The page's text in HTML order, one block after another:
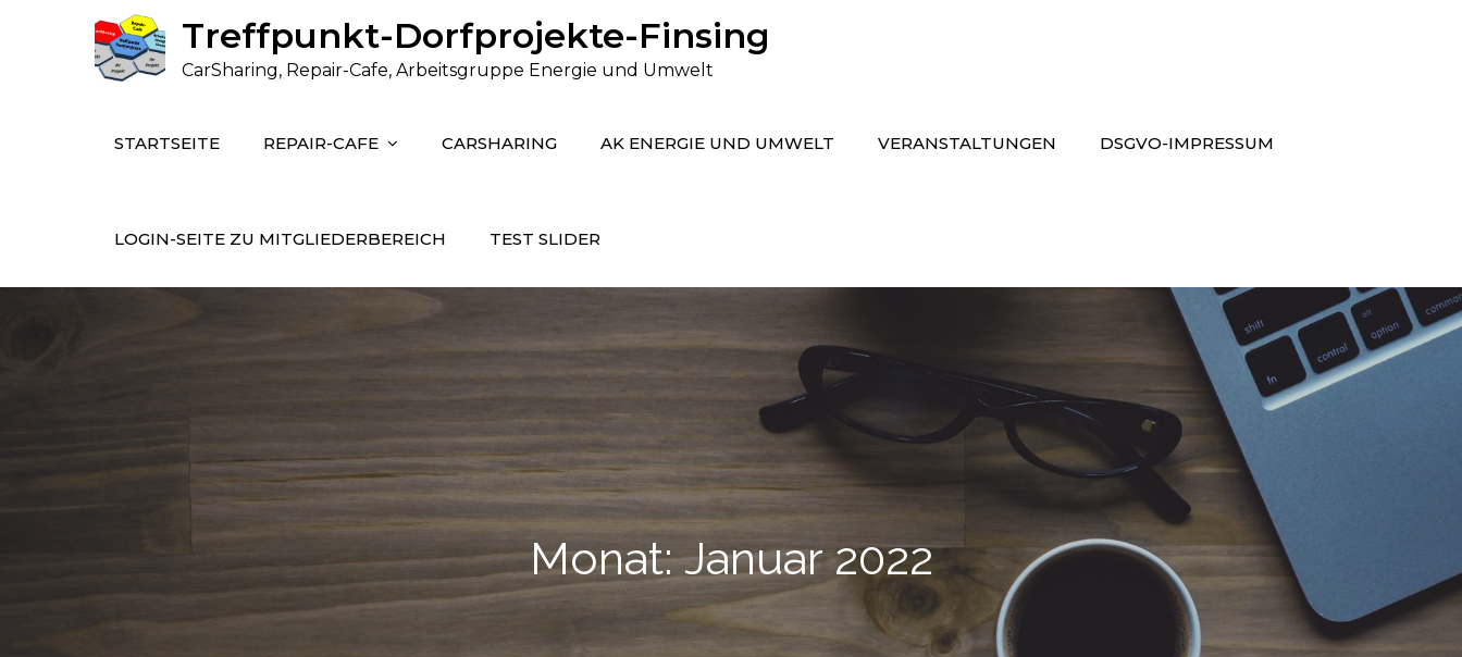
Treffpunkt-Dorfprojekte-Finsing
CarSharing, Repair-Cafe, Arbeitsgruppe Energie und Umwelt
STARTSEITE REPAIR-CAFE CARSHARING AK ENERGIE UND UMWELT VERANSTALTUNGEN DSGVO-IMPRESSUM
LOGIN-SEITE ZU MITGLIEDERBEREICH TEST SLIDER
Monat:Januar 2022